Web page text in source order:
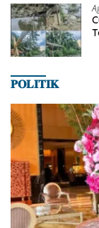
𝐏𝐎𝐋𝐈𝐓𝐈𝐊